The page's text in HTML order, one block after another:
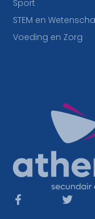
Sport
STEM en
Voeding en Zorg